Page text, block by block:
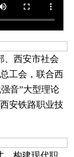
西安市社会
工会，联合西
音”大型理论
安铁路职业技